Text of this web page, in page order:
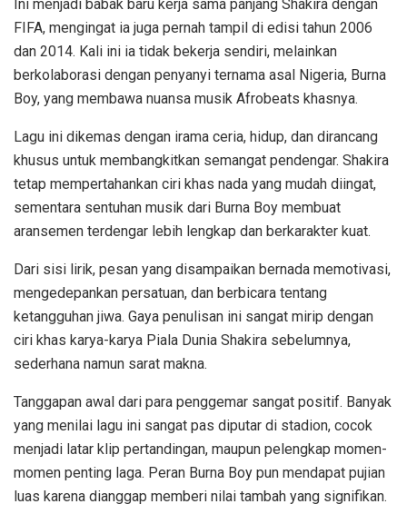
Ini menjadi babak baru kerja sama panjang Shakira dengan
FIFA, mengingat ia juga pernah tampil di edisi tahun 2006
dan 2014. Kali ini ia tidak bekerja sendiri, melainkan
berkolaborasi dengan penyanyi ternama asal Nigeria, Burna
Boy, yang membawa nuansa musik Afrobeats khasnya.
Lagu ini dikemas dengan irama ceria, hidup, dan dirancang
khusus untuk membangkitkan semangat pendengar. Shakira
tetap mempertahankan ciri khas nada yang mudah diingat,
sementara sentuhan musik dari Burna Boy membuat
aransemen terdengar lebih lengkap dan berkarakter kuat.
Dari sisi lirik, pesan yang disampaikan bernada memotivasi,
mengedepankan persatuan, dan berbicara tentang
ketangguhan jiwa. Gaya penulisan ini sangat mirip dengan
ciri khas karya-karya Piala Dunia Shakira sebelumnya,
sederhana namun sarat makna.
Tanggapan awal dari para penggemar sangat positif. Banyak
yang menilai lagu ini sangat pas diputar di stadion, cocok
menjadi latar klip pertandingan, maupun pelengkap momen-
momen penting laga. Peran Burna Boy pun mendapat pujian
luas karena dianggap memberi nilai tambah yang signifikan.